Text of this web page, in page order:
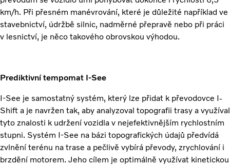
km/h. Při přesném manévrování, které je důležité například ve
stavebnictví, údržbě silnic, nadměrné přepravě nebo při práci
v lesnictví, je něco takového obrovskou výhodou.
Prediktivní tempomat I-See
I-See je samostatný systém, který lze přidat k převodovce I-
Shift a je navržen tak, aby analyzoval topografii trasy a využíval
tyto znalosti k udržení vozidla v nejefektivnějším rychlostním
stupni. Systém I-See na bázi topografických údajů předvídá
zvlnění terénu na trase a pečlivě vybírá převody, zrychlování i
brzdění motorem. Jeho cílem je optimálně využívat kinetickou